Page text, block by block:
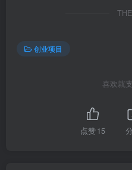
创业项目
喜欢就
点赞15